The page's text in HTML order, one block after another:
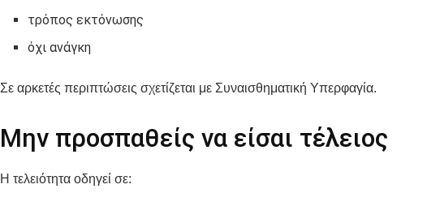
τρόπος εκτόνωσης
όχι ανάγκη
Σε αρκετές περιπτώσεις σχετίζεται με Συναισθηματική Υπερφαγία.
Μην προσπαθείς να είσαι τέλειος
Η τελειότητα οδηγεί σε: